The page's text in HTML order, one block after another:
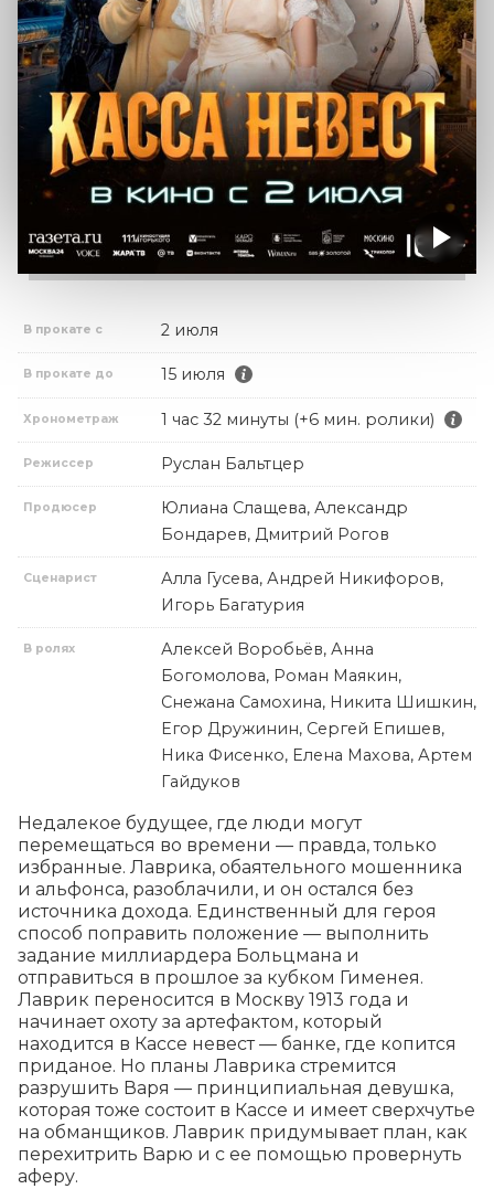
В прокате с 2 июля
В прокате до 15 июля
Хронометраж 1 час 32 минуты (+6 мин. ролики)
Режиссер Руслан Бальтцер
Продюсер
Юлиана Слащева, Александр
Бондарев, Дмитрий Рогов
Сценарист
Алла Гусева, Андрей Никифоров,
Игорь Багатурия
В ролях
Алексей Воробьёв, Анна
Богомолова, Роман Маякин,
Снежана Самохина, Никита Шишкин,
Егор Дружинин, Сергей Епишев,
Ника Фисенко, Елена Махова, Артем
Гайдуков
Недалекое будущее, где люди могут
перемещаться во времени — правда, только
избранные. Лаврика, обаятельного мошенника
и альфонса, разоблачили, и он остался без
источника дохода. Единственный для героя
способ поправить положение — выполнить
задание миллиардера Больцмана и
отправиться в прошлое за кубком Гименея.
Лаврик переносится в Москву 1913 года и
начинает охоту за артефактом, который
находится в Кассе невест — банке, где копится
приданое. Но планы Лаврика стремится
разрушить Варя — принципиальная девушка,
которая тоже состоит в Кассе и имеет сверхчутье
на обманщиков. Лаврик придумывает план, как
перехитрить Варю и с ее помощью провернуть
аферу.